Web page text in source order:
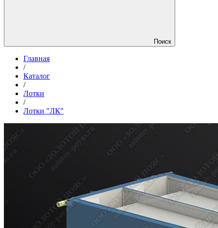
Поиск
Главная
/
Каталог
/
Лотки
/
Лотки "ЛК"